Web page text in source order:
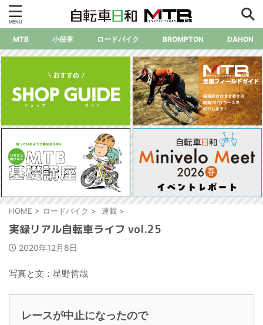
MTB 小径車 ロードバイク BROMPTON DAHON
HOME > ロードバイク > 連載 >
実録リアル自転車ライフ vol.25
2020年12月8日
写真と文：星野哲哉
レースが中止になったので